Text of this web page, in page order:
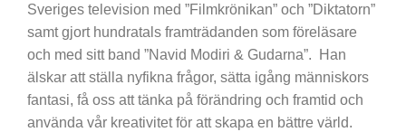
Sveriges television med ”Filmkrönikan” och ”Diktatorn”
samt gjort hundratals framträdanden som föreläsare
och med sitt band ”Navid Modiri & Gudarna”. Han
älskar att ställa nyfikna frågor, sätta igång människors
fantasi, få oss att tänka på förändring och framtid och
använda vår kreativitet för att skapa en bättre värld.